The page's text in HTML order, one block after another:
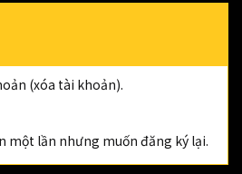
(xóa tài khoản).
một lần nhưng muốn đăng ký lại.